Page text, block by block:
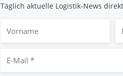
Täglich aktuelle Logistik-News
Mail